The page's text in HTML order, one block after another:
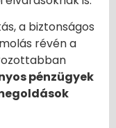
a biztonságos
révén a
pénzügyek